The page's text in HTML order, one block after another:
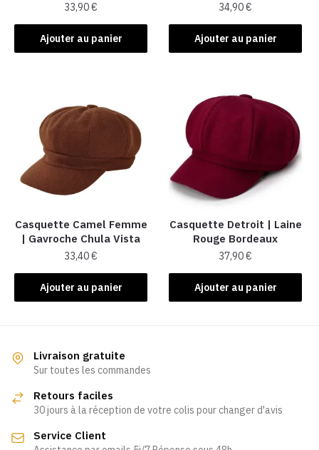
33,90€
Ajouter au panier
34,90€
Ajouter au panier
Casquette Camel Femme
| Gavroche Chula Vista
33,40€
Ajouter au panier
Casquette Detroit | Laine
Rouge Bordeaux
37,90€
Ajouter au panier
Livraison gratuite
Sur toutes les commandes
Retours faciles
30 jours à la réception de votre colis pour changer d'avis
Service Client